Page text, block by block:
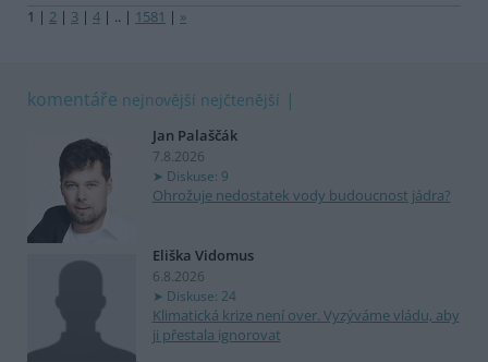
1 | 2 | 3 | 4 | .. | 1581 | »
komentáře nejnovější nejčtenější
Jan Palaščák
7.8.2026
Diskuse: 9
Ohrožuje nedostatek vody budoucnost jádra?
Eliška Vidomus
6.8.2026
Diskuse: 24
Klimatická krize není over. Vyzýváme vládu, aby
ji přestala ignorovat